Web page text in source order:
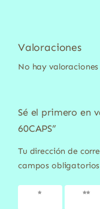
Valoraciones
No hay valoraciones
Sé el primero en
60CAPS”
Tu dirección de
campos
1 de 5
2 de 5